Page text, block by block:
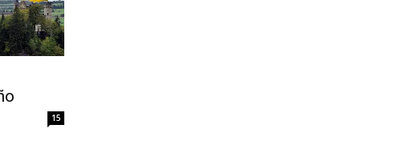
15